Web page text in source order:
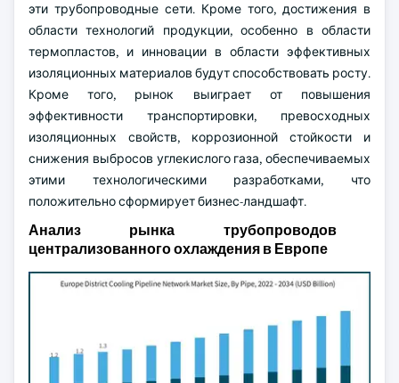
эти трубопроводные сети. Кроме того, достижения в
области технологий продукции, особенно в области
термопластов, и инновации в области эффективных
изоляционных материалов будут способствовать росту.
Кроме того, рынок выиграет от повышения
эффективности транспортировки, превосходных
изоляционных свойств, коррозионной стойкости и
снижения выбросов углекислого газа, обеспечиваемых
этими технологическими разработками, что
положительно сформирует бизнес-ландшафт.
Анализ рынка трубопроводов
централизованного охлаждения в Европе